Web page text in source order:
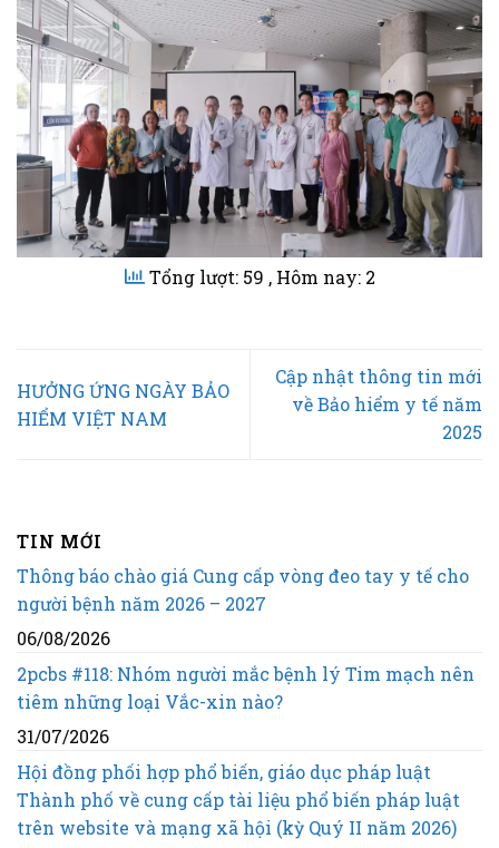
Tổng lượt: 59 , Hôm nay: 2
HƯỞNG ỨNG NGÀY BẢO
HIỂM VIỆT NAM
Cập nhật thông tin mới
về Bảo hiểm y tế năm
2025
TIN MỚI
Thông báo chào giá Cung cấp vòng đeo tay y tế cho
người bệnh năm 2026 – 2027
06/08/2026
2pcbs #118: Nhóm người mắc bệnh lý Tim mạch nên
tiêm những loại Vắc-xin nào?
31/07/2026
Hội đồng phối hợp phổ biến, giáo dục pháp luật
Thành phố về cung cấp tài liệu phổ biến pháp luật
trên website và mạng xã hội (kỳ Quý II năm 2026)